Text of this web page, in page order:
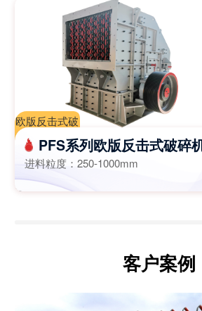
欧版反击式破
碎机,欧版反
击破,一次成
型破碎机-江
苏迈斯特重工
PFS系列欧版反击式破碎
进料粒度： 250-1000mm
客户案例